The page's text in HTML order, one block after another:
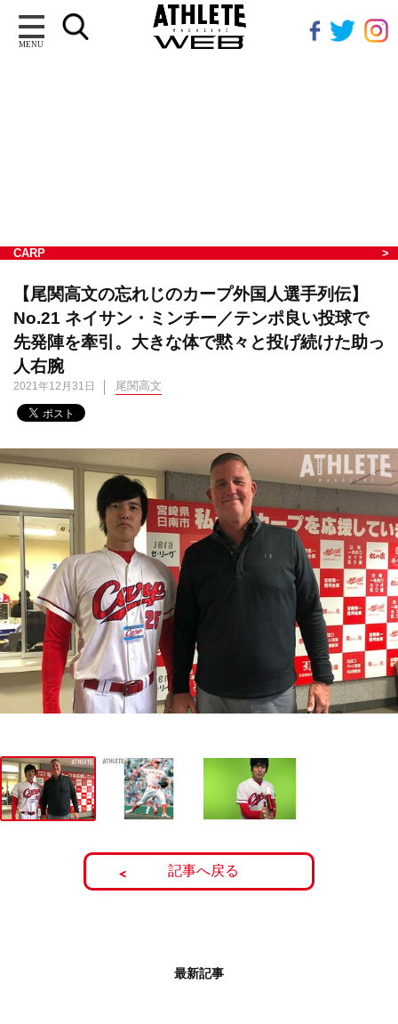
MENU
CARP
【尾関高文の忘れじのカープ外国人選手列伝】
No.21 ネイサン・ミンチー／テンポ良い投球で
先発陣を牽引。大きな体で黙々と投げ続けた助っ
人右腕
2021年12月31日 尾関高文
記事へ戻る
最新記事